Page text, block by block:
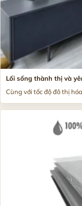
Lối sống thành thị và
Cùng với tốc độ đô thị